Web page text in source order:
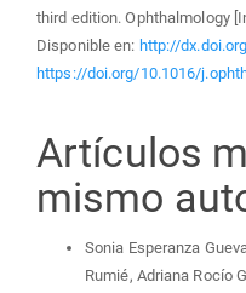
third edition. Ophthalmology
Disponible en: http://
https://doi.org/10.1016/
Artículos
mismo
Sonia Esperanza
Rumié, Adriana Rocío